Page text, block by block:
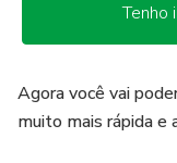
Tenho
Agora você vai
muito mais rápida e